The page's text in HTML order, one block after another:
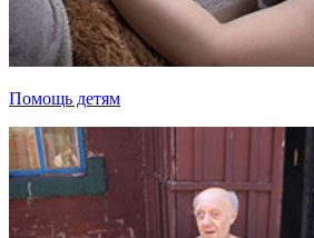
Помощь детям